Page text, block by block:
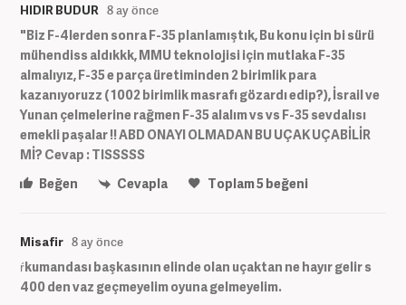
HIDIR BUDUR 8 ay önce
"Biz F-4lerden sonra F-35 planlamıştık, Bu konu için bi sürü
mühendiss aldıkkk, MMU teknolojisi için mutlaka F-35
almalıyız, F-35 e parça üretiminden 2 birimlik para
kazanıyoruzz ( 1002 birimlik masrafı gözardı edip?), İsrail ve
Yunan çelmelerine rağmen F-35 alalım vs vs F-35 sevdalısı
emekli paşalar !! ABD ONAYI OLMADAN BU UÇAK UÇABİLİR
Mİ? Cevap : TISSSSS
Beğen
Cevapla Toplam5beğeni
Misafir 8 ay önce
ŕkumandası başkasının elinde olan uçaktan ne hayır gelir s
400 den vaz geçmeyelim oyuna gelmeyelim.